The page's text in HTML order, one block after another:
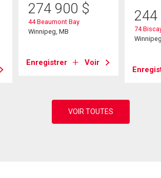
274 900 $
44 Beaumont Bay
Winnipeg, MB
Enregistrer Voir
244
74